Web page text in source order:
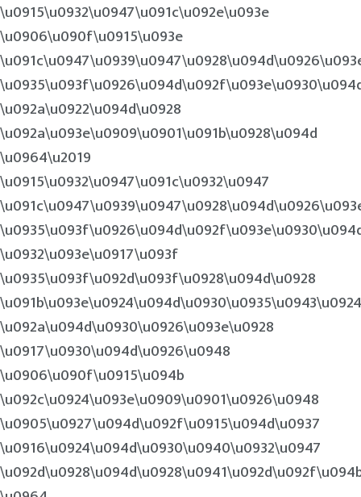
\u0915\u0932\u0947\u091c\u092e\u093e
\u0906\u090f\u0915\u093e
\u092a\u0922\u094d\u0928
\u092a\u093e\u0909\u0901\u091b\u0928\u094d
\u0964\u2019
\u0915\u0932\u0947\u091c\u0932\u0947
\u0932\u093e\u0917\u093f
\u0935\u093f\u092d\u093f\u0928\u094d\u0928
\u092a\u094d\u0930\u0926\u093e\u0928
\u0917\u0930\u094d\u0926\u0948
\u0906\u090f\u0915\u094b
\u092c\u0924\u093e\u0909\u0901\u0926\u0948
\u0905\u0927\u094d\u092f\u0915\u094d\u0937
\u0916\u0924\u094d\u0930\u0940\u0932\u0947